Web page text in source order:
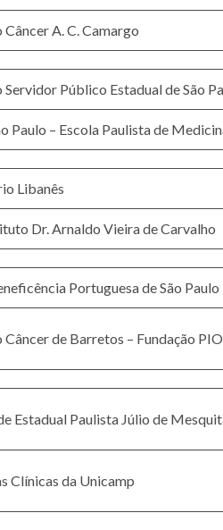
A. C. Camargo
Público Estadual de São
Paulo – Escola Paulista de
Libanês
Dr. Arnaldo Vieira de Carvalho
Portuguesa de São Paulo
de Barretos – Fundação
Estadual Paulista Júlio de
Clínicas da Unicamp